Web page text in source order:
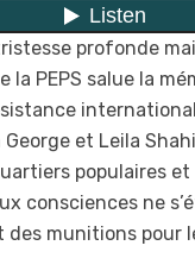
profonde
PEPS salue la
George et Leila
populaires
consciences ne
des munitions pour